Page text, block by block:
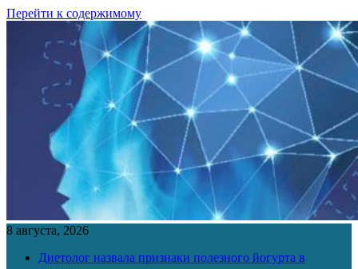
Перейти к содержимому
8 августа, 2026
Диетолог назвала признаки полезного йогурта в